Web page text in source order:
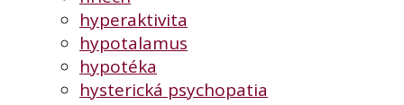
hyperaktivita
hypotalamus
hypotéka
hysterická psychopatia